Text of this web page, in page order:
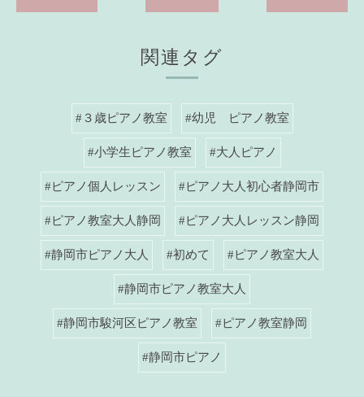
関連タグ
#３歳ピアノ教室 #幼児 ピアノ教室
#小学生ピアノ教室 #大人ピアノ
#ピアノ個人レッスン #ピアノ大人初心者静岡市
#ピアノ教室大人静岡 #ピアノ大人レッスン静岡
#静岡市ピアノ大人 #初めて #ピアノ教室大人
#静岡市ピアノ教室大人
#静岡市駿河区ピアノ教室 #ピアノ教室静岡
#静岡市ピアノ